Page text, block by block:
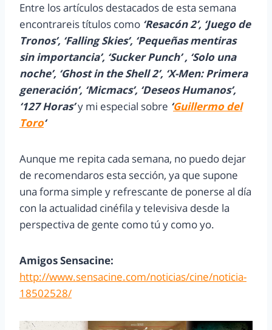
Entre los artículos destacados de esta semana
encontrareis títulos como ‘Resacón 2’, ‘Juego de
Tronos’, ‘Falling Skies’, ‘Pequeñas mentiras
sin importancia’, ‘Sucker Punch’ , ‘Solo una
noche’, ‘Ghost in the Shell 2’, ‘X-Men: Primera
generación’, ‘Micmacs’, ‘Deseos Humanos’,
‘127 Horas’y mi especial sobre ‘Guillermo del
Toro‘
Aunque me repita cada semana, no puedo dejar
de recomendaros esta sección, ya que supone
una forma simple y refrescante de ponerse al día
con la actualidad cinéfila y televisiva desde la
perspectiva de gente como tú y como yo.
Amigos Sensacine:
http://www.sensacine.com/noticias/cine/noticia-
18502528/